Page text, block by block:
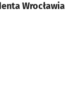
Wrocławia